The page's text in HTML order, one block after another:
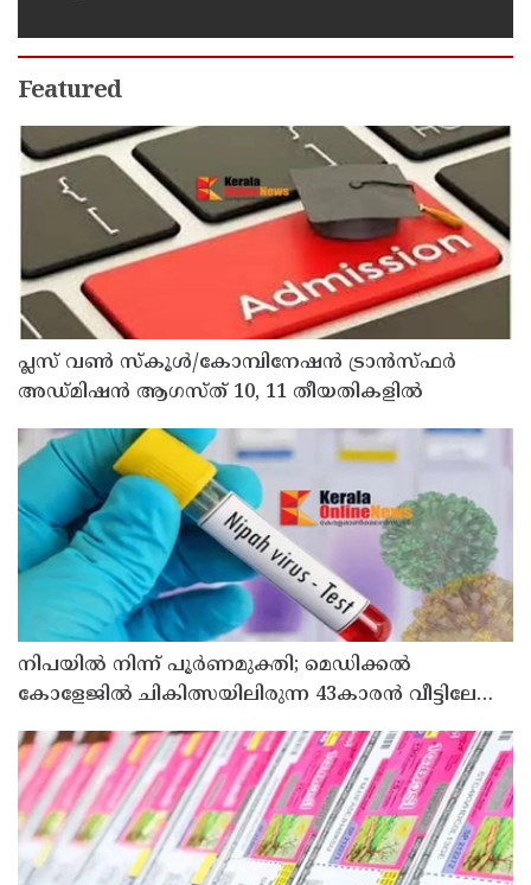
Featured
പ്ലസ് വൺ സ്‌കൂൾ/കോമ്പിനേഷൻ ട്രാൻസ്ഫർ
അഡ്മിഷൻ ആഗസ്ത് 10, 11 തീയതികളിൽ
നിപയിൽ നിന്ന് പൂർണമുക്തി; മെഡിക്കൽ
കോളേജിൽ ചികിത്സയിലിരുന്ന 43കാരൻ വീട്ടിലേക്ക്
മടങ്ങി